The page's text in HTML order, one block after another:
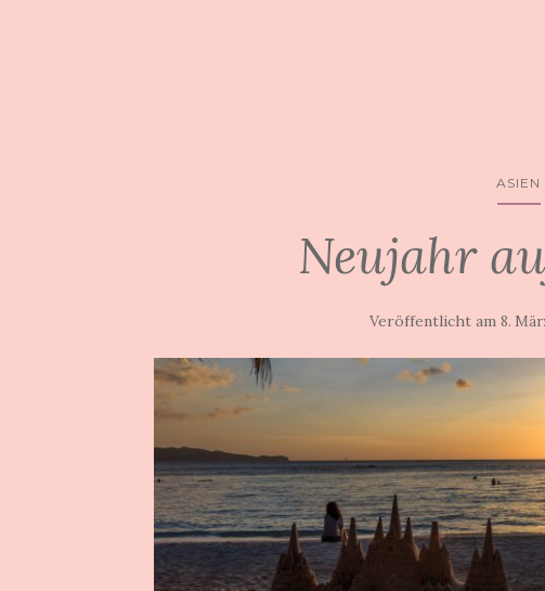
ASIEN
Neujahr
Veröffentlicht am8.